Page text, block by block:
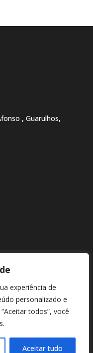
experiência de
personalizado e
todos”, você
Aceitar tudo
, Guarulhos,